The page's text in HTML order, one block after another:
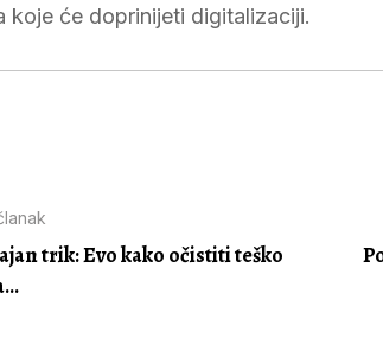
koje će doprinijeti digitalizaciji.
trik: Evo kako očistiti teško